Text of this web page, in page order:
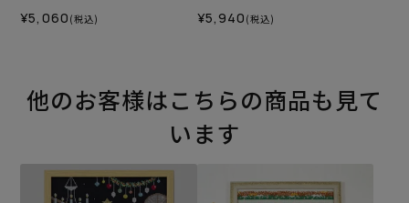
自画像＞
¥5,060 (税込) ¥5,940 (税込)
他のお客様はこちらの商品も見て
います